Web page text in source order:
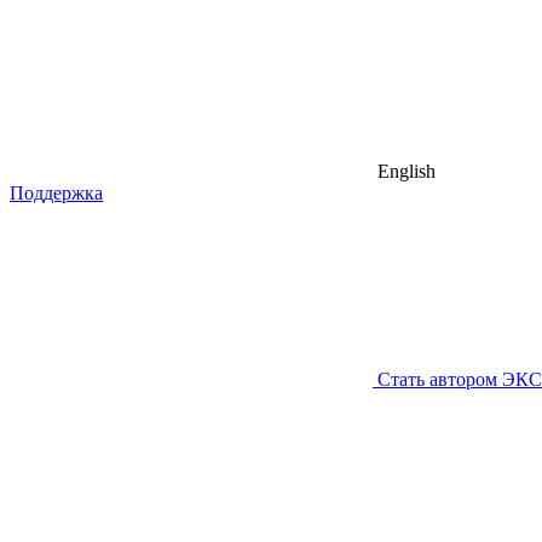
English
Поддержка
Стать автором